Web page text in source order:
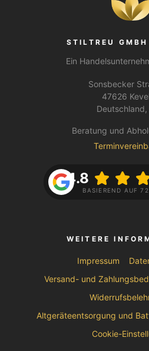
STILTREU
Ein
Sonsbecker
47626
Deutschland,
Beratung und
4.8
BASIEREND AUF
WEITERE
Impressum
Versand- und
Altgeräteentsorgung und
Cookie-